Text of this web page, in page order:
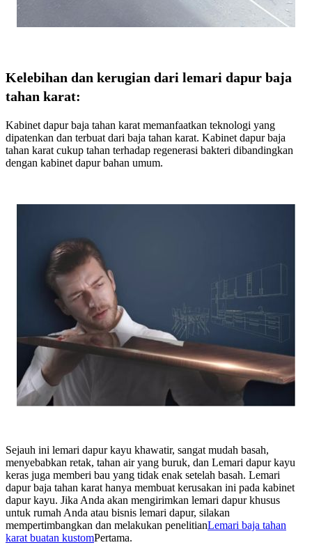
Kelebihan dan kerugian dari lemari dapur baja
tahan karat:
Kabinet dapur baja tahan karat memanfaatkan teknologi yang
dipatenkan dan terbuat dari baja tahan karat. Kabinet dapur baja
tahan karat cukup tahan terhadap regenerasi bakteri dibandingkan
dengan kabinet dapur bahan umum.
Sejauh ini lemari dapur kayu khawatir, sangat mudah basah,
menyebabkan retak, tahan air yang buruk, dan Lemari dapur kayu
keras juga memberi bau yang tidak enak setelah basah. Lemari
dapur baja tahan karat hanya membuat kerusakan ini pada kabinet
dapur kayu. Jika Anda akan mengirimkan lemari dapur khusus
untuk rumah Anda atau bisnis lemari dapur, silakan
mempertimbangkan dan melakukan penelitianLemari baja tahan
karat buatan kustomPertama.